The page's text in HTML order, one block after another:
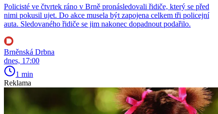
Policisté ve čtvrtek ráno v Brně pronásledovali řidiče, který se před
nimi pokusil ujet. Do akce musela být zapojena celkem tři policejní
auta. Sledovaného řidiče se jim nakonec dopadnout podařilo.
Brněnská Drbna
dnes, 17:00
1 min
Reklama